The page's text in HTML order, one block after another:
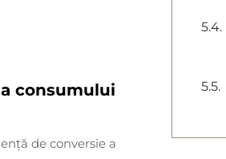
consumului
de conversie a